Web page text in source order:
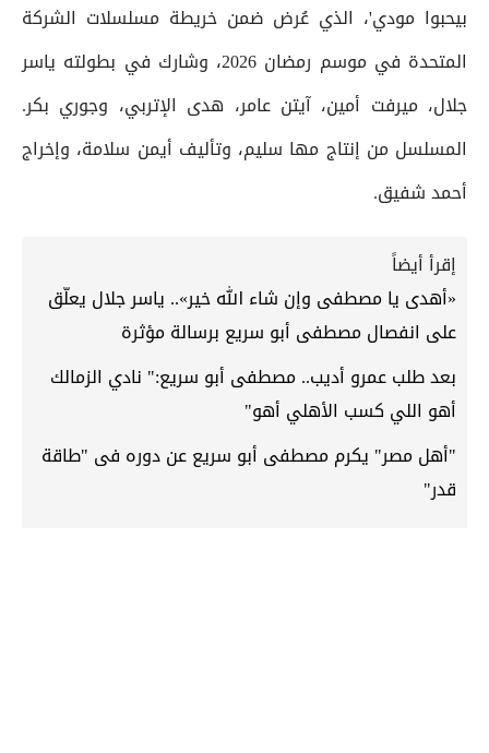
بيحبوا مودي'، الذي عُرض ضمن خريطة مسلسلات الشركة
المتحدة في موسم رمضان 2026، وشارك في بطولته ياسر
جلال، ميرفت أمين، آيتن عامر، هدى الإتربي، وجوري بكر.
المسلسل من إنتاج مها سليم، وتأليف أيمن سلامة، وإخراج
أحمد شفيق.
إقرأ أيضاً
«أهدى يا مصطفى وإن شاء الله خير».. ياسر جلال يعلّق
على انفصال مصطفى أبو سريع برسالة مؤثرة
بعد طلب عمرو أديب.. مصطفى أبو سريع:" نادي الزمالك
أهو اللي كسب الأهلي أهو"
"أهل مصر" يكرم مصطفى أبو سريع عن دوره فى "طاقة
قدر"